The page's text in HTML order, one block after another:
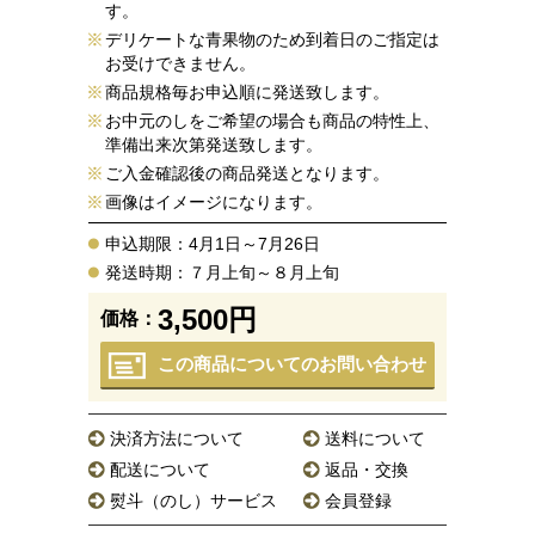
す。
デリケートな青果物のため到着日のご指定は
お受けできません。
商品規格毎お申込順に発送致します。
お中元のしをご希望の場合も商品の特性上、
準備出来次第発送致します。
ご入金確認後の商品発送となります。
画像はイメージになります。
申込期限：4月1日～7月26日
発送時期：７月上旬～８月上旬
価格： 3,500円
この商品についてのお問い合わせ
決済方法について
送料について
配送について
返品・交換
熨斗（のし）サービス
会員登録